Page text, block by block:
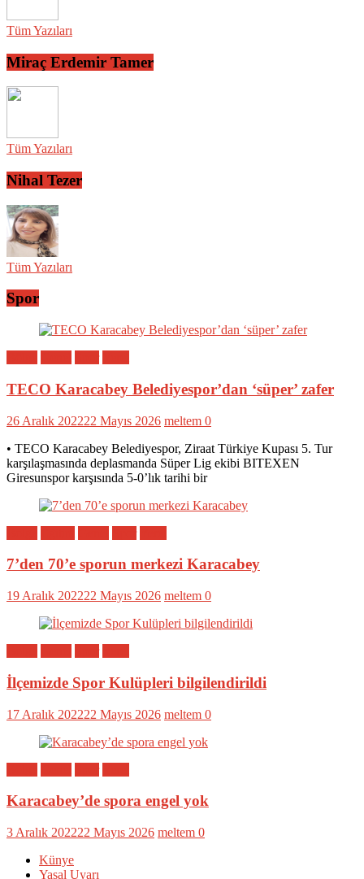
Tüm Yazıları
Miraç Erdemir Tamer
Tüm Yazıları
Nihal Tezer
Tüm Yazıları
Spor
TECO Karacabey Belediyespor’dan ‘süper’ zafer
26 Aralık 202222 Mayıs 2026 meltem 0
• TECO Karacabey Belediyespor, Ziraat Türkiye Kupası 5. Tur
karşılaşmasında deplasmanda Süper Lig ekibi BITEXEN
Giresunspor karşısında 5-0’lık tarihi bir
7’den 70’e sporun merkezi Karacabey
19 Aralık 202222 Mayıs 2026 meltem 0
İlçemizde Spor Kulüpleri bilgilendirildi
17 Aralık 202222 Mayıs 2026 meltem 0
Karacabey’de spora engel yok
3 Aralık 202222 Mayıs 2026 meltem 0
Künye
Yasal Uyarı